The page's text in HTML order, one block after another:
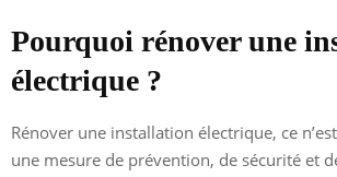
Pourquoi rénover une
électrique ?
Rénover une installation électrique, ce
une mesure de prévention, de sécurité et